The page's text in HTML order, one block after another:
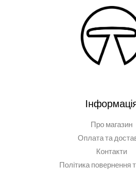
Про магазин
Оплата та
Контакти
Політика повернення